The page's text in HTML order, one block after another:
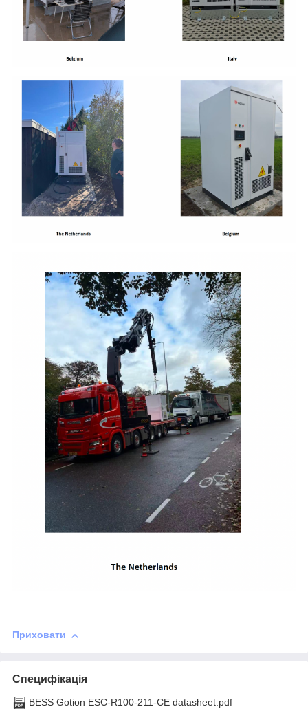
Приховати
Специфікація
BESS Gotion ESC-R100-211-CE datasheet.pdf